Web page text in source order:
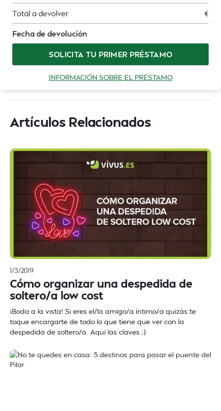
Total a devolver €
Fecha de devolución
SOLICITA TU PRIMER PRÉSTAMO
INFORMACIÓN SOBRE EL PRÉSTAMO
Artículos Relacionados
1/3/2019
Cómo organizar una despedida de
soltero/a low cost
¡Boda a la vista! Si eres el/la amigo/a íntimo/a quizás te
toque encargarte de todo lo que tiene que ver con la
despedida de soltero/a. Aquí las claves ;)